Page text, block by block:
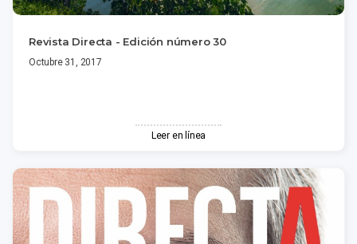
Revista Directa - Edición número 30
Octubre 31, 2017
Leer en línea